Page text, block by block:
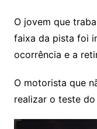
O jovem que
faixa da pista foi
ocorrência e a
O motorista que
realizar o teste